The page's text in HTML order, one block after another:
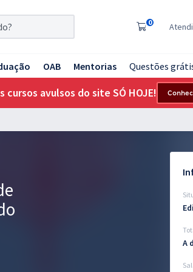
0
OAB Mentorias Questões
cursos avulsos do site SÓ HOJE!
A